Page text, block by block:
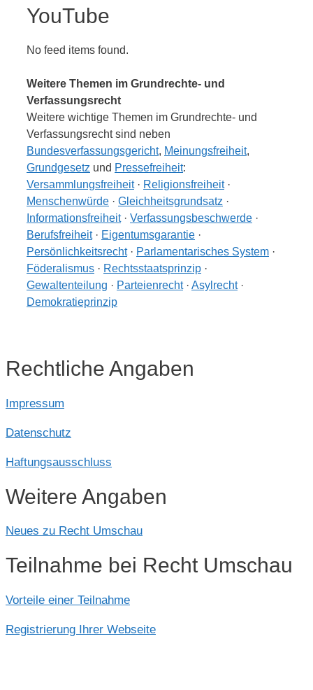
YouTube
No feed items found.
Weitere Themen im Grundrechte- und
Verfassungsrecht
Weitere wichtige Themen im Grundrechte- und
Verfassungsrecht sind neben
Bundesverfassungsgericht, Meinungsfreiheit,
Grundgesetz und Pressefreiheit:
Versammlungsfreiheit· Religionsfreiheit·
Menschenwürde · Gleichheitsgrundsatz ·
Informationsfreiheit· Verfassungsbeschwerde ·
Berufsfreiheit· Eigentumsgarantie ·
Persönlichkeitsrecht· Parlamentarisches System ·
Föderalismus · Rechtsstaatsprinzip ·
Gewaltenteilung · Parteienrecht· Asylrecht·
Demokratieprinzip
Rechtliche Angaben
Impressum
Datenschutz
Haftungsausschluss
Weitere Angaben
Neues zu Recht Umschau
Teilnahme bei Recht Umschau
Vorteile einer Teilnahme
Registrierung Ihrer Webseite